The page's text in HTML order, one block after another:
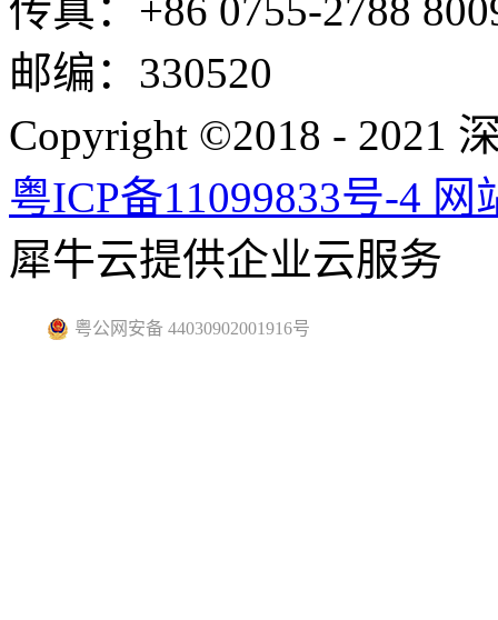
传真：+86 0755-2788
邮编：330520
Copyright ©2018 - 2021
粤ICP备11099833号-4 网
犀牛云提供企业云服务
粤公网安备 44030902001916号